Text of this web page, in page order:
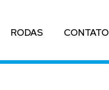
RODAS CONTATO